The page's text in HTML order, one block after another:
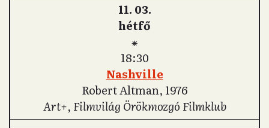
11. 03.
hétfő
⁕
18:30
Nashville
Robert Altman, 1976
Art+, Filmvilág Örökmozgó Filmklub